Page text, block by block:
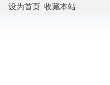
设为首页 收藏本站